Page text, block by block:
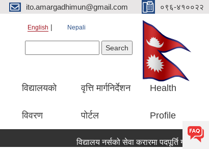
ito.amargadhimun@gmail.com ०९६-४१००२२
English Nepali
विद्यालयको
विवरण
वृत्ति मार्गनिर्देशन
पोर्टल
Health
Profile
विद्यालय नर्सको सेवा करारमा पदपूर्ति गर्ने